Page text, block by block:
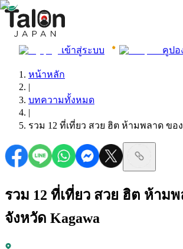
เข้าสู่ระบบ คูปอ
หน้าหลัก
|
บทความทั้งหมด
|
รวม 12 ที่เที่ยว สวย ฮิต ห้ามพลาด ของ
รวม 12 ที่เที่ยว สวย ฮิต ห้าม
จังหวัด Kagawa